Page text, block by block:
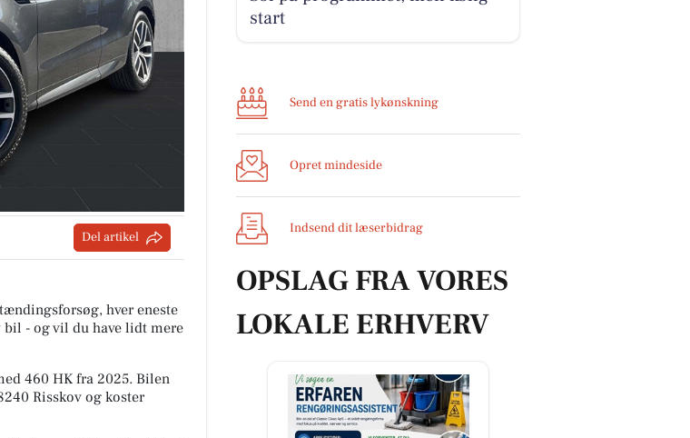
Del artikel
hver eneste
bil - og vil du have lidt mere
460 HK fra 2025. Bilen
Risskov og koster
start
Send en gratis lykønskning
Opret mindeside
Indsend dit læserbidrag
OPSLAG FRA VORES
LOKALE ERHVERV